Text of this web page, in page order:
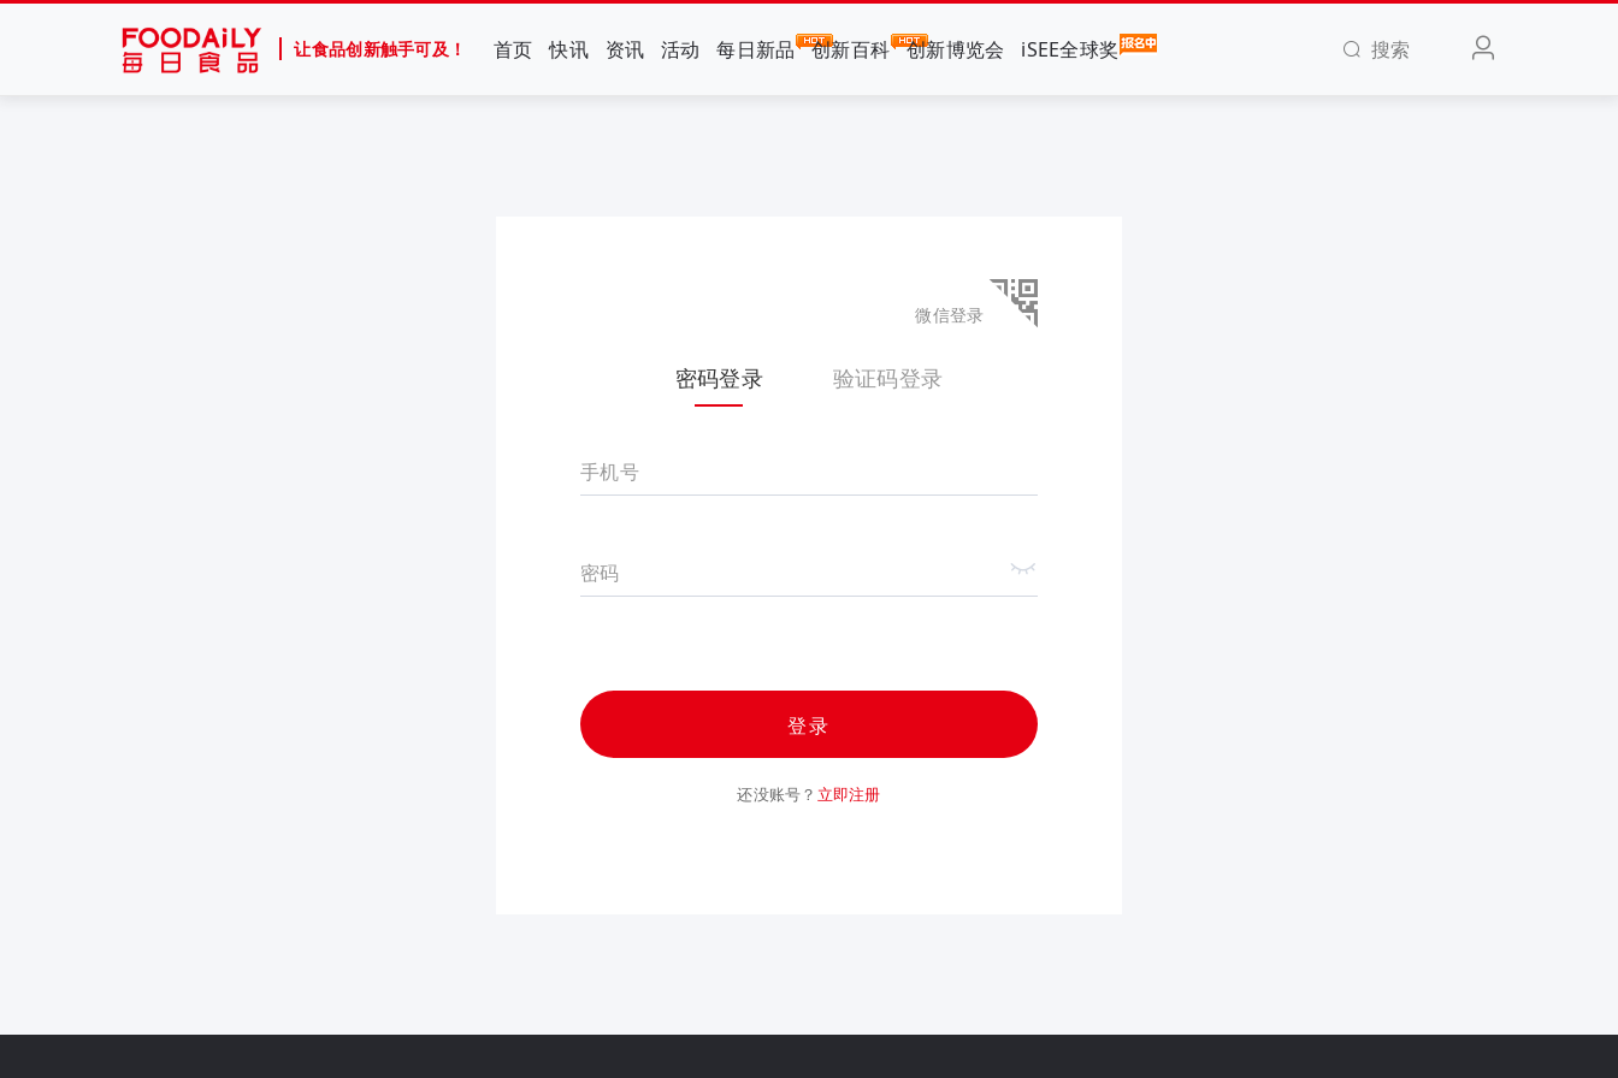
让食品创新触手可及！ 首页 快讯 资讯 活动 每日新品 创新百科 创新博览会 iSEE全球奖 搜索
微信登录
密码登录 验证码登录
手机号
密码
登录
还没账号？ 立即注册